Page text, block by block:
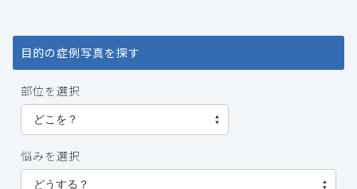
目的の症例写真を探す
部位を選択
悩みを選択